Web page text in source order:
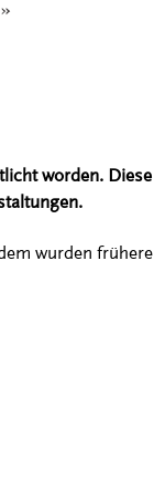
worden. Diese
wurden frühere